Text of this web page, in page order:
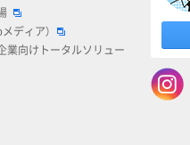
ディア）
業向けトータルソリュー